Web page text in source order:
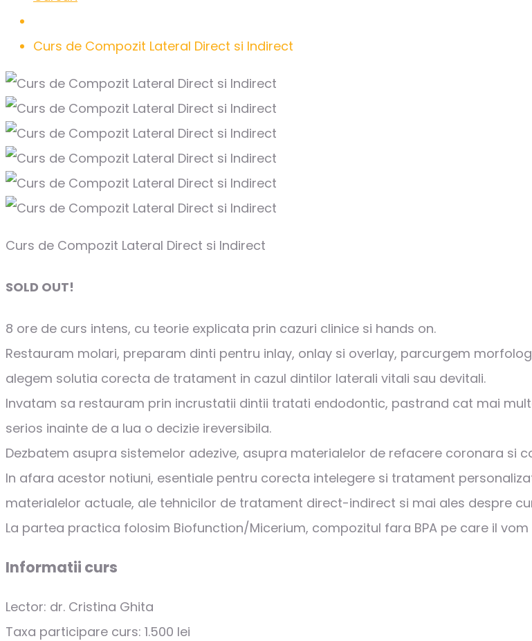
Curs de Compozit Lateral Direct si Indirect
Curs de Compozit Lateral Direct si Indirect
SOLD OUT!
8 ore de curs intens, cu teorie explicata prin cazuri clinice si hands on.
Restauram molari, preparam dinti pentru inlay, onlay si overlay, parcurgem
alegem solutia corecta de tratament in cazul dintilor laterali vitali sau devitali.
Invatam sa restauram prin incrustatii dintii tratati endodontic, pastrand cat mai
serios inainte de a lua o decizie ireversibila.
Dezbatem asupra sistemelor adezive, asupra materialelor de refacere coronara si
In afara acestor notiuni, esentiale pentru corecta intelegere si tratament
materialelor actuale, ale tehnicilor de tratament direct-indirect si mai ales despre
La partea practica folosim Biofunction/Micerium, compozitul fara BPA pe care il
Informatii curs
Lector: dr. Cristina Ghita
Taxa participare curs: 1.500 lei